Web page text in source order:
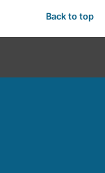
Back to top